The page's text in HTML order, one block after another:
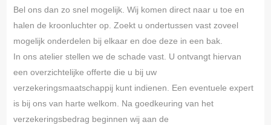
Bel ons dan zo snel mogelijk. Wij komen direct naar u toe en
halen de kroonluchter op. Zoekt u ondertussen vast zoveel
mogelijk onderdelen bij elkaar en doe deze in een bak.
In ons atelier stellen we de schade vast. U ontvangt hiervan
een overzichtelijke offerte die u bij uw
verzekeringsmaatschappij kunt indienen. Een eventuele expert
is bij ons van harte welkom. Na goedkeuring van het
verzekeringsbedrag beginnen wij aan de